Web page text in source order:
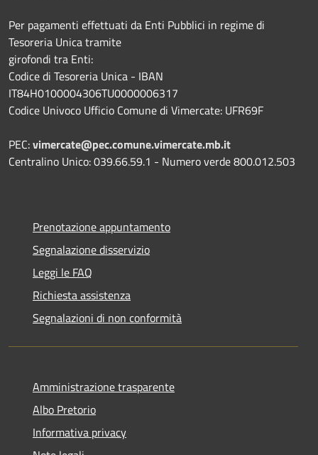
Per pagamenti effettuati da Enti Pubblici in regime di
Tesoreria Unica tramite
girofondi tra Enti:
Codice di Tesoreria Unica - IBAN
IT84H0100004306TU0000006317
Codice Univoco Ufficio Comune di Vimercate: UFR69F
PEC:vimercate@pec.comune.vimercate.mb.it
Centralino Unico: 039.66.59.1 - Numero verde 800.012.503
Prenotazione appuntamento
Segnalazione disservizio
Leggi le FAQ
Richiesta assistenza
Segnalazioni di non conformità
Amministrazione trasparente
Albo Pretorio
Informativa privacy